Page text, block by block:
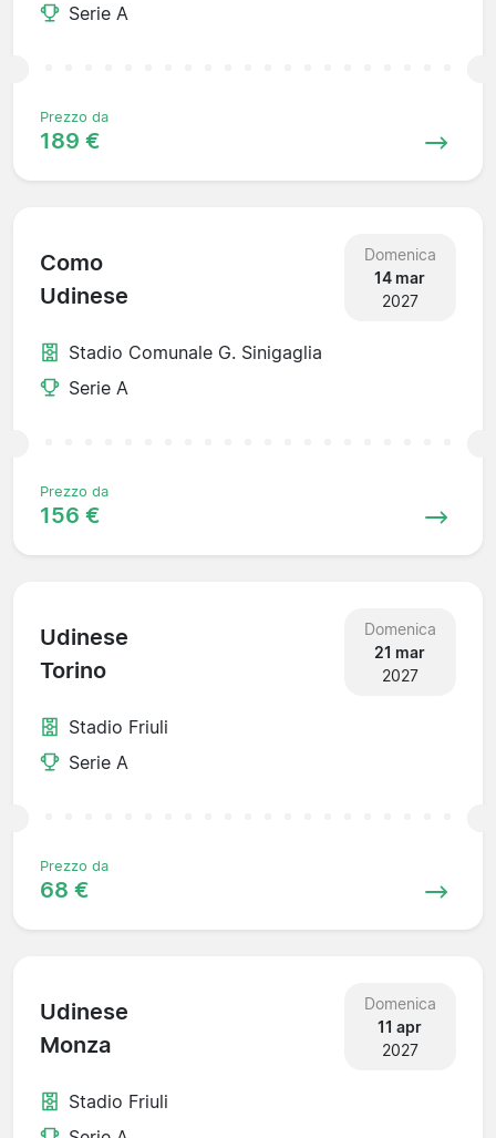
Serie A
Prezzo da
189 €
Como
Udinese
Domenica
14 mar
2027
Stadio Comunale G. Sinigaglia
Serie A
Prezzo da
156 €
Udinese
Torino
Domenica
21 mar
2027
Stadio Friuli
Serie A
Prezzo da
68 €
Udinese
Monza
Domenica
11 apr
2027
Stadio Friuli